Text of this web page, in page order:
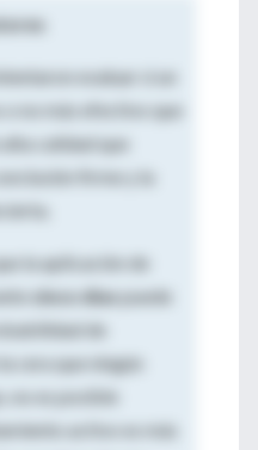
evaluar si un
o no más efectivo que
calidad que
firme y la
la aplicación de
cinco díaspuede
de
cera que ningún
no es posible
activo es más